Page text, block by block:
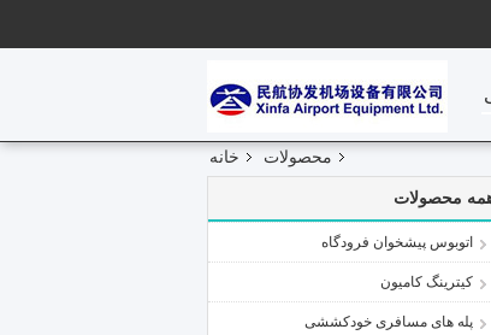
خانه محصولات
محصولات
اتوبوس پیشخوان فرودگاه
کیترینگ کامیون
پله های مسافری خودکششی